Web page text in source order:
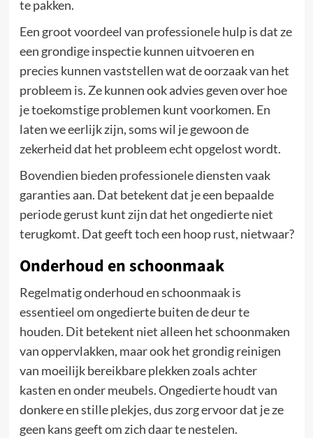
te pakken.
Een groot voordeel van professionele hulp is dat ze
een grondige inspectie kunnen uitvoeren en
precies kunnen vaststellen wat de oorzaak van het
probleem is. Ze kunnen ook advies geven over hoe
je toekomstige problemen kunt voorkomen. En
laten we eerlijk zijn, soms wil je gewoon de
zekerheid dat het probleem echt opgelost wordt.
Bovendien bieden professionele diensten vaak
garanties aan. Dat betekent dat je een bepaalde
periode gerust kunt zijn dat het ongedierte niet
terugkomt. Dat geeft toch een hoop rust, nietwaar?
Onderhoud en schoonmaak
Regelmatig onderhoud en schoonmaak is
essentieel om ongedierte buiten de deur te
houden. Dit betekent niet alleen het schoonmaken
van oppervlakken, maar ook het grondig reinigen
van moeilijk bereikbare plekken zoals achter
kasten en onder meubels. Ongedierte houdt van
donkere en stille plekjes, dus zorg ervoor dat je ze
geen kans geeft om zich daar te nestelen.